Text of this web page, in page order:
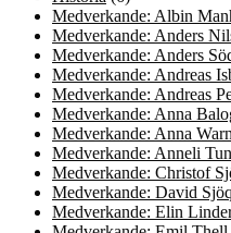
Medverkande: Albin
Medverkande: Anders
Medverkande: Anders
Medverkande: Andreas
Medverkande: Andreas
Medverkande: Anna
Medverkande: Anna
Medverkande: Anneli
Medverkande: Christof
Medverkande: David
Medverkande: Elin